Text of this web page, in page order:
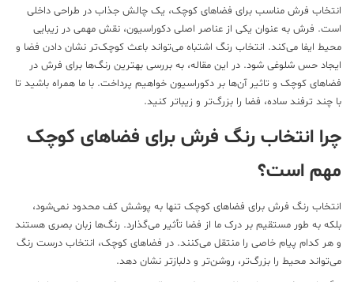
فرش مناسب برای فضاهای کوچک، یک چالش جذاب در طراحی داخلی
فرش به عنوان یکی از عناصر اصلی دکوراسیون، نقش مهمی در زیبایی
ایفا می‌کند. انتخاب رنگ اشتباه می‌تواند باعث کوچک‌تر نشان دادن فضا و
حس شلوغی شود. در این مقاله، به بررسی بهترین رنگ‌ها برای فرش در
کوچک و تاثیر آن‌ها بر دکوراسیون خواهیم پرداخت. با ما همراه باشید تا
چند ترفند ساده، فضا را بزرگ‌تر و زیباتر کنید.
انتخاب رنگ فرش برای فضاهای کوچک
است؟
رنگ فرش برای فضاهای کوچک تنها به پوشش کف محدود نمی‌شود،
به طور مستقیم بر درک ما از فضا تأثیر می‌گذارد. رنگ‌ها زبان بصری هستند
کدام پیام خاصی را منتقل می‌کنند. در فضاهای کوچک، انتخاب درست رنگ
محیط را بزرگ‌تر، روشن‌تر و دلبازتر نشان دهد.